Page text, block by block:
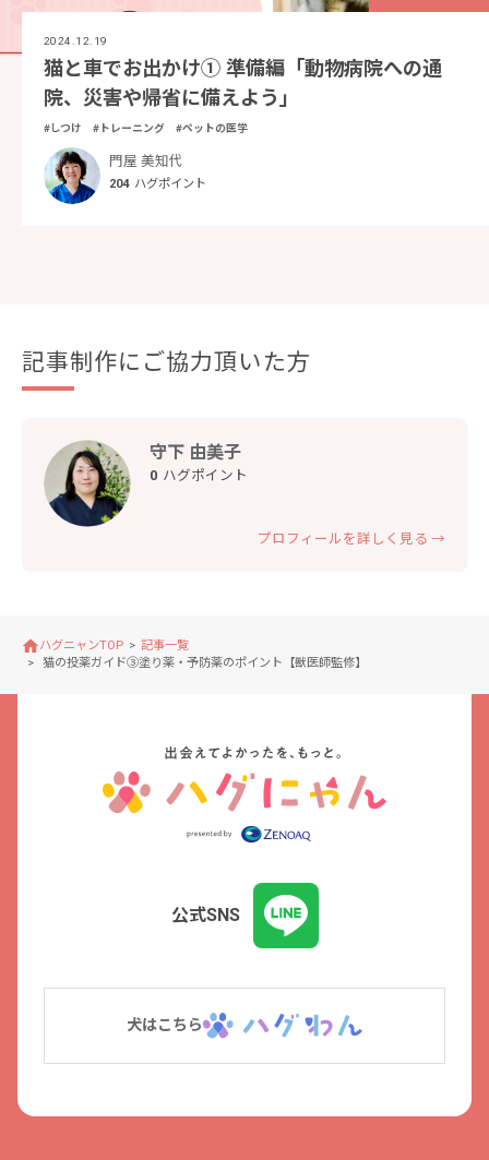
2024.12.19
猫と車でお出かけ① 準備編「動物病院への通
院、災害や帰省に備えよう」
#しつけ #トレーニング #ペットの医学
門屋 美知代
204 ハグポイント
記事制作にご協力頂いた方
守下 由美子
0 ハグポイント
プロフィールを詳しく見る →
ハグニャンTOP
記事一覧
猫の投薬ガイド③塗り薬・予防薬のポイント【獣医師監修】
公式SNS
犬はこちら